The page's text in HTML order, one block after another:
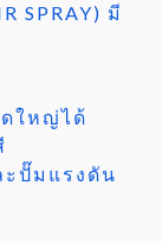
SPRAY) มี
ใหญ่ได้
ะปั๊มแรงดัน